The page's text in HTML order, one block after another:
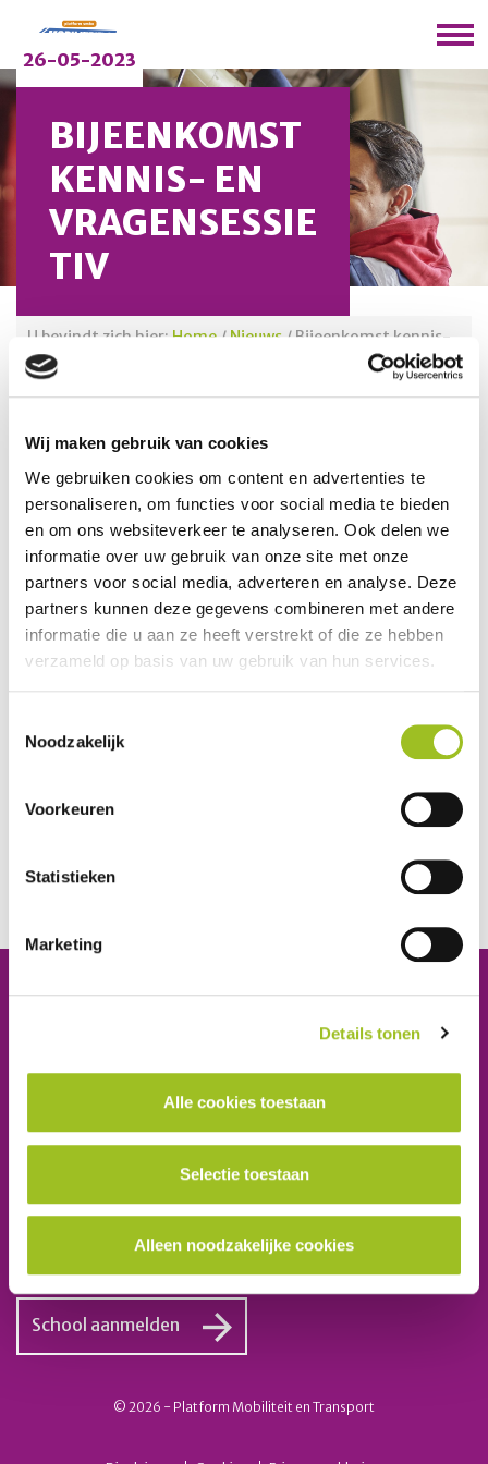
Wij maken gebruik van cookies
We gebruiken cookies om content en advertenties te
personaliseren, om functies voor social media te bieden
en om ons websiteverkeer te analyseren. Ook delen we
informatie over uw gebruik van onze site met onze
partners voor social media, adverteren en analyse. Deze
partners kunnen deze gegevens combineren met andere
informatie die u aan ze heeft verstrekt of die ze hebben
verzameld op basis van uw gebruik van hun services.
Noodzakelijk
Voorkeuren
Statistieken
Marketing
Details tonen
Alle cookies toestaan
Selectie toestaan
Alleen noodzakelijke cookies
26-05-2023
BIJEENKOMST
KENNIS- EN
VRAGENSESSIE
TIV
U bevindt zich hier: Home / Nieuws / Bijeenkomst kennis-
en vragensessie TIV
het praktijkprogramma Techniek en Innovatief
Vakmanschap (TIV) willen gaan aanbieden. De
platforms PIE en M&T organiseren deze bijeenkomst
en willen hiermee tegemoetkomen aan de vragen die
er leven over dit praktijkprogramma. Jan ten Napel zal
tijdens deze bijeenkomst ingaan op kennis en
vaardigheden van de werkvelden, een pilotschool zal
informatie geven hoe zij invulling aan het programma
willen geven, tevens zal Lisette Arbeider van MK-
invulling van het programma. Verdere informatie
volgt. De bijeenkomst is gratis voor de leden van de
inschrijvingen)
Platform Mobiliteit en Transport
School aanmelden
© 2026 - Platform Mobiliteit en Transport